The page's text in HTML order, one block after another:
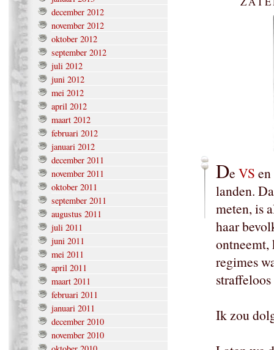
december 2012
november 2012
oktober 2012
september 2012
juli 2012
juni 2012
mei 2012
april 2012
maart 2012
februari 2012
januari 2012
december 2011
november 2011
oktober 2011
september 2011
augustus 2011
juli 2011
juni 2011
mei 2011
april 2011
maart 2011
februari 2011
januari 2011
december 2010
november 2010
De VS en
landen.
meten, is
haar
ontneemt,
regimes
Ik zou